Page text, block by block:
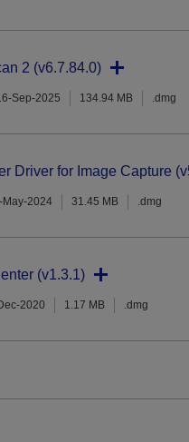
2 (v6.7.84.0)
Sep-2025 134.94 MB .dmg
Driver for Image Capture
May-2024 31.45 MB .dmg
(v1.3.1)
2020 1.17 MB .dmg